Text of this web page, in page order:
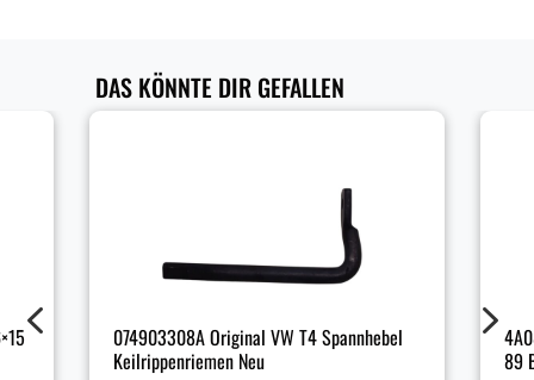
DAS KÖNNTE DIR GEFALLEN
074903308A Original VW T4 Spannhebel
Keilrippenriemen Neu
89
4 5